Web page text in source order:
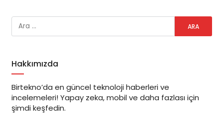
Hakkımızda
Birtekno’da en güncel teknoloji haberleri ve
incelemeleri! Yapay zeka, mobil ve daha fazlası için
şimdi keşfedin.